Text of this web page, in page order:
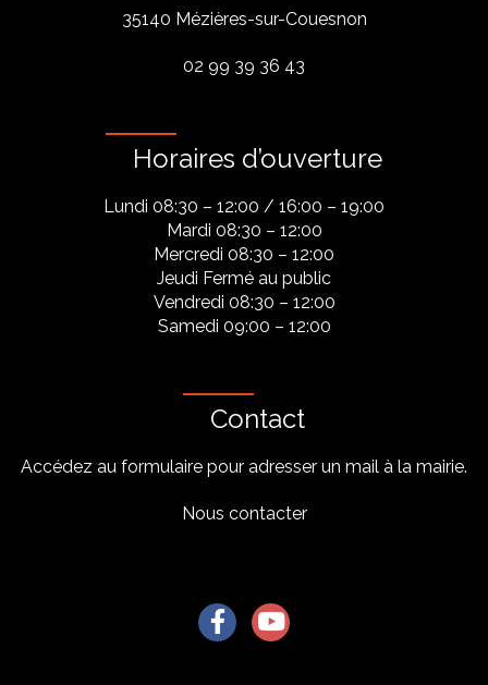
35140 Mézières-sur-Couesnon
02 99 39 36 43
Horaires d’ouverture
Lundi 08:30 – 12:00 / 16:00 – 19:00
Mardi 08:30 – 12:00
Mercredi 08:30 – 12:00
Jeudi Fermé au public
Vendredi 08:30 – 12:00
Samedi 09:00 – 12:00
Contact
Accédez au formulaire pour adresser un mail à la mairie.
Nous contacter
Lien vers le compte Facebook
Lien vers la chaîne